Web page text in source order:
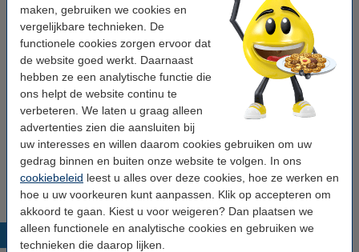
maken, gebruiken we cookies en
vergelijkbare technieken. De
functionele cookies zorgen ervoor dat
de website goed werkt. Daarnaast
hebben ze een analytische functie die
ons helpt de website continu te
verbeteren. We laten u graag alleen
advertenties zien die aansluiten bij
uw interesses en willen daarom cookies gebruiken om uw
gedrag binnen en buiten onze website te volgen. In ons
cookiebeleid leest u alles over deze cookies, hoe ze werken en
hoe u uw voorkeuren kunt aanpassen. Klik op accepteren om
akkoord te gaan. Kiest u voor weigeren? Dan plaatsen we
alleen functionele en analytische cookies en gebruiken we
technieken die daarop lijken.
Bekijk de specificaties en omschrijving
Bespaar bijna
Direct leverbaar
€ 4,25 Bestellen
Winstpakker!
Aanbieding: 3x 123inkt uitwisbare balpen
navulling zwart (3 stuks)
€ 11,95
Populaire producten